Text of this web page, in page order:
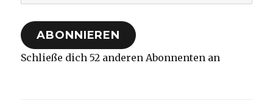
Mail-
Adresse
ABONNIEREN
Schließe dich 52 anderen Abonnenten an